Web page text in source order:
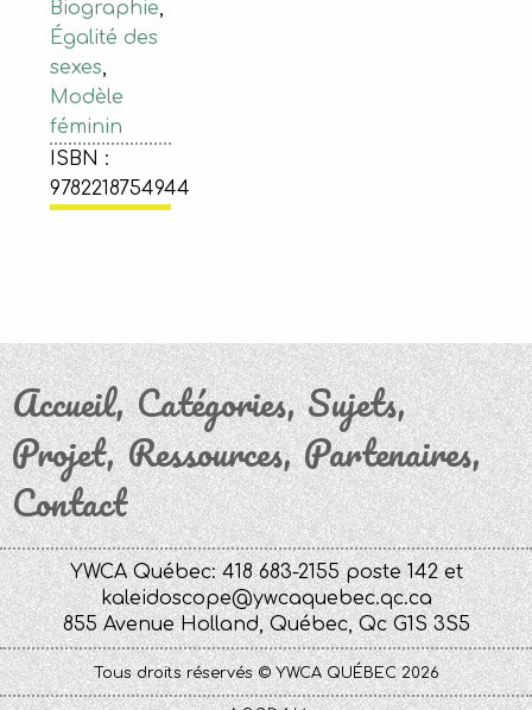
Biographie,
Égalité des
sexes,
Modèle
féminin
ISBN :
9782218754944
Accueil Catégories Sujets
Projet Ressources Partenaires
Contact
YWCA Québec: 418 683-2155 poste 142 et
kaleidoscope@ywcaquebec.qc.ca
855 Avenue Holland, Québec, Qc G1S 3S5
Tous droits réservés © YWCA QUÉBEC 2026